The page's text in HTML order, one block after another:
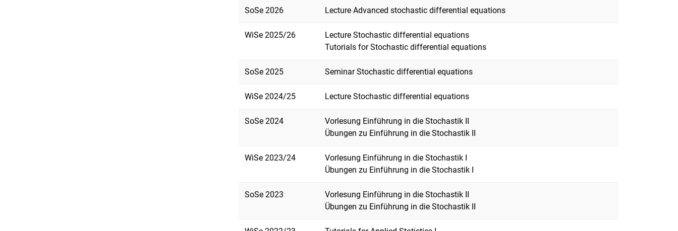
SoSe 2026 Lecture Advanced stochastic differential equations
WiSe 2025/26
Lecture Stochastic differential equations
Tutorials for Stochastic differential equations
SoSe 2025 Seminar Stochastic differential equations
WiSe 2024/25 Lecture Stochastic differential equations
SoSe 2024
Vorlesung Einführung in die Stochastik II
Übungen zu Einführung in die Stochastik II
WiSe 2023/24
Vorlesung Einführung in die Stochastik I
Übungen zu Einführung in die Stochastik I
SoSe 2023
Vorlesung Einführung in die Stochastik II
Übungen zu Einführung in die Stochastik II